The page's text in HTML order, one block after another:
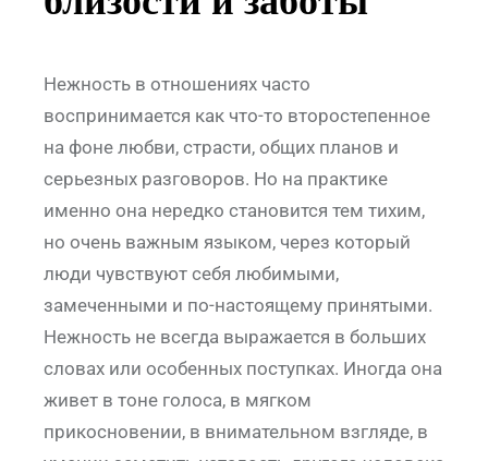
Нежность в отношениях часто
воспринимается как что-то второстепенное
на фоне любви, страсти, общих планов и
серьезных разговоров. Но на практике
именно она нередко становится тем тихим,
но очень важным языком, через который
люди чувствуют себя любимыми,
замеченными и по-настоящему принятыми.
Нежность не всегда выражается в больших
словах или особенных поступках. Иногда она
живет в тоне голоса, в мягком
прикосновении, в внимательном взгляде, в